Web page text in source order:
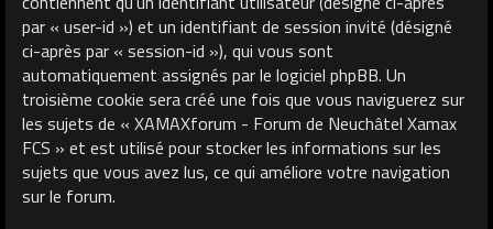
par « user-id ») et un identifiant de session invité (désigné
ci-après par « session-id »), qui vous sont
automatiquement assignés par le logiciel phpBB. Un
troisième cookie sera créé une fois que vous naviguerez sur
les sujets de « XAMAXforum - Forum de Neuchâtel Xamax
FCS » et est utilisé pour stocker les informations sur les
sujets que vous avez lus, ce qui améliore votre navigation
sur le forum.